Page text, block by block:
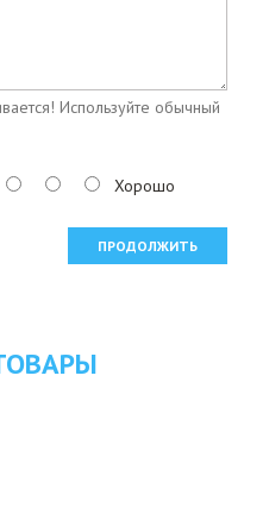
Используйте обычный
Хорошо
ПРОДОЛЖИТЬ